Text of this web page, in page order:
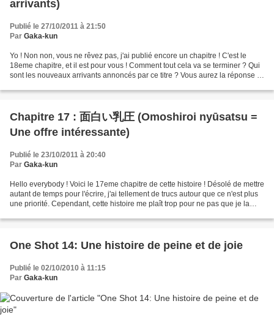
arrivants)
Publié le 27/10/2011 à 21:50
Par Gaka-kun
Yo ! Non non, vous ne rêvez pas, j'ai publié encore un chapitre ! C'est le
18eme chapitre, et il est pour vous ! Comment tout cela va se terminer ? Qui
sont les nouveaux arrivants annoncés par ce titre ? Vous aurez la réponse à
Chapitre 17 : 面白い乳圧 (Omoshiroi nyūsatsu =
Une offre intéressante)
Publié le 23/10/2011 à 20:40
Par Gaka-kun
Hello everybody ! Voici le 17eme chapitre de cette histoire ! Désolé de mettre
autant de temps pour l'écrire, j'ai tellement de trucs autour que ce n'est plus
une priorité. Cependant, cette histoire me plaît trop pour ne pas que je la
One Shot 14: Une histoire de peine et de joie
Publié le 02/10/2010 à 11:15
Par Gaka-kun